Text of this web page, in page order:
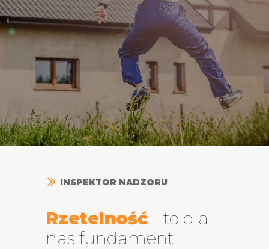
INSPEKTOR NADZORU
Rzetelność - to dla
nas fundament